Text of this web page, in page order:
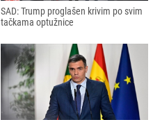
SAD: Trump proglašen krivim po svim
tačkama optužnice